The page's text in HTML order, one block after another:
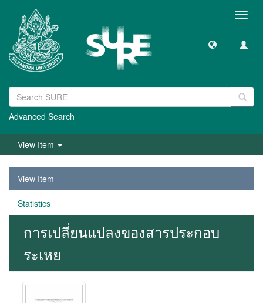
Advanced Search
View Item
View Item
Statistics
การเปลี่ยนแปลงของสารประกอบ
ระเหย